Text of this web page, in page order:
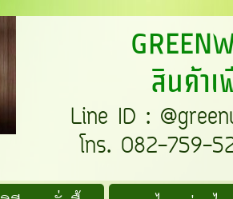
สินค้า
Line ID :
โทร. 082-759-